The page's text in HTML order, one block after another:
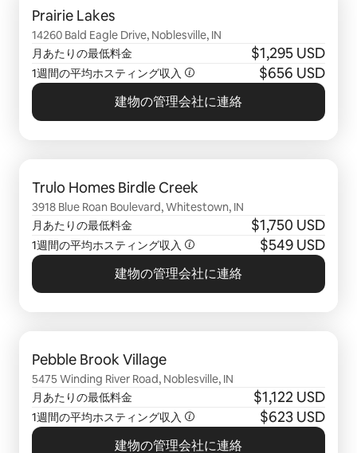
Prairie Lakes
14260 Bald Eagle Drive, Noblesville, IN
月あたりの最低料金
$1,295 USD
1週間の平均ホスティング収入 $656 USD
建物の管理会社に連絡
Trulo Homes Birdle Creek
3918 Blue Roan Boulevard, Whitestown, IN
月あたりの最低料金
$1,750 USD
1週間の平均ホスティング収入 $549 USD
建物の管理会社に連絡
Pebble Brook Village
5475 Winding River Road, Noblesville, IN
月あたりの最低料金
$1,122 USD
1週間の平均ホスティング収入 $623 USD
建物の管理会社に連絡